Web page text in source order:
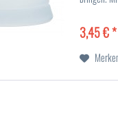
zu den
3,45 € *